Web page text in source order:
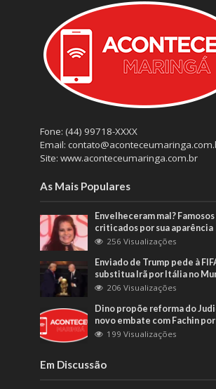
Fone: (44) 99718-XXXX
Email:
Site: www.aconteceumaringa.com.br
As Mais Populares
Envelheceram mal?
criticados por sua aparência
256 Visualizações
Enviado de Trump pede à
substitua Irã por Itália no
206 Visualizações
Dino propõe reforma do
novo embate com Fachin
199 Visualizações
Em Discussão